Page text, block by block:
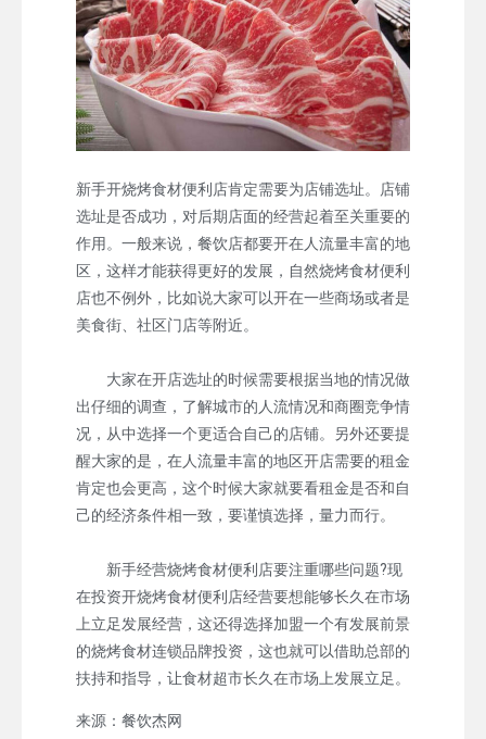
新手开烧烤食材便利店肯定需要为店铺选址。店铺
选址是否成功，对后期店面的经营起着至关重要的
作用。一般来说，餐饮店都要开在人流量丰富的地
区，这样才能获得更好的发展，自然烧烤食材便利
店也不例外，比如说大家可以开在一些商场或者是
美食街、社区门店等附近。
大家在开店选址的时候需要根据当地的情况做
出仔细的调查，了解城市的人流情况和商圈竞争情
况，从中选择一个更适合自己的店铺。另外还要提
醒大家的是，在人流量丰富的地区开店需要的租金
肯定也会更高，这个时候大家就要看租金是否和自
己的经济条件相一致，要谨慎选择，量力而行。
新手经营烧烤食材便利店要注重哪些问题?现
在投资开烧烤食材便利店经营要想能够长久在市场
上立足发展经营，这还得选择加盟一个有发展前景
的烧烤食材连锁品牌投资，这也就可以借助总部的
扶持和指导，让食材超市长久在市场上发展立足。
来源：餐饮杰网